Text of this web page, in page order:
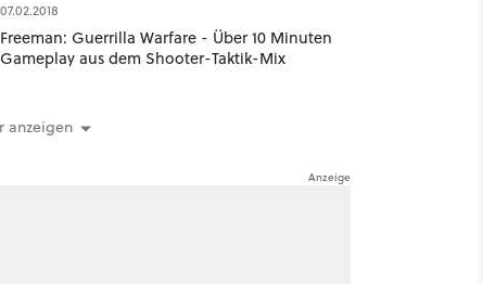
07.02.2018
Freeman: Guerrilla Warfare - Über 10 Minuten
Gameplay aus dem Shooter-Taktik-Mix
anzeigen